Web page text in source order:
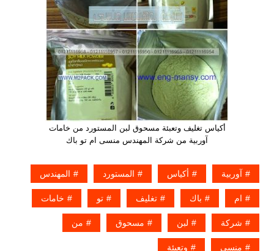
أكياس تغليف وتعبئة مسحوق لبن المستورد من خامات
آوربية من شركة المهندس منسى ام تو باك
آوربية أكياس المستورد المهندس
ام باك تغليف تو خامات
شركة لبن مسحوق من
منسى وتعبئة